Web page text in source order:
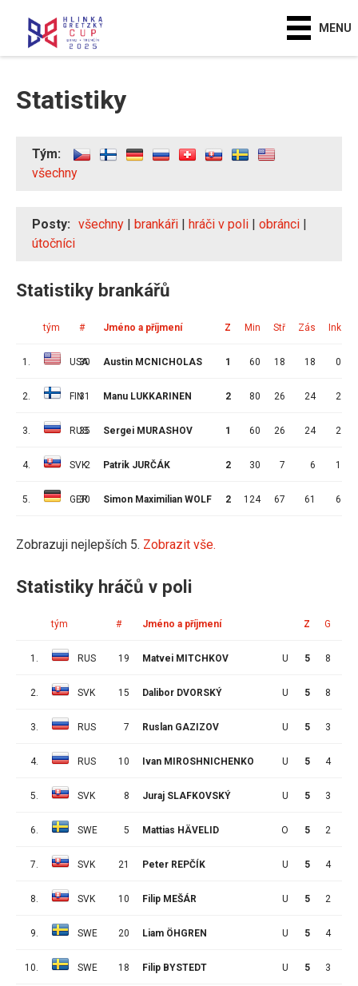
MENU
Statistiky
Tým:
všechny
Posty: všechny | brankáři | hráči v poli | obránci |
útočníci
Statistiky brankářů
tým # Jméno a příjmení Z Min Stř Zás Ink
1. USA
30 Austin MCNICHOLAS 1 60 18 18 0
2. FIN31 Manu LUKKARINEN 2 80 26 24 2
3. RUS
35 Sergei MURASHOV 1 60 26 24 2
4. SVK2 Patrik JURČÁK 2 30 7 6 1
5. GER
30 Simon Maximilian WOLF 2 124 67 61 6
Zobrazuji nejlepších 5. Zobrazit vše.
Statistiky hráčů v poli
tým # Jméno a příjmení Z G
1. RUS 19 Matvei MITCHKOV U 5 8
2. SVK 15 Dalibor DVORSKÝ U 5 8
3. RUS 7 Ruslan GAZIZOV U 5 3
4. RUS 10 Ivan MIROSHNICHENKO U 5 4
5. SVK 8 Juraj SLAFKOVSKÝ U 5 3
6. SWE 5 Mattias HÄVELID O 5 2
7. SVK 21 Peter REPČÍK U 5 4
8. SVK 10 Filip MEŠÁR U 5 2
9. SWE 20 Liam ÖHGREN U 5 4
10. SWE 18 Filip BYSTEDT U 5 3